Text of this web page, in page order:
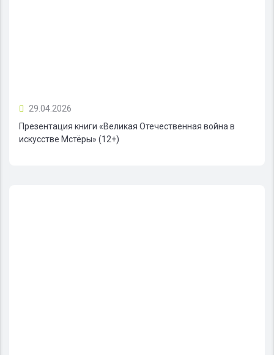
29.04.2026
Презентация книги «Великая Отечественная война в
искусстве Мстёры» (12+)